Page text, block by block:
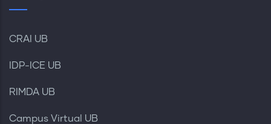
CRAI UB
IDP-ICE UB
RIMDA UB
Campus Virtual UB